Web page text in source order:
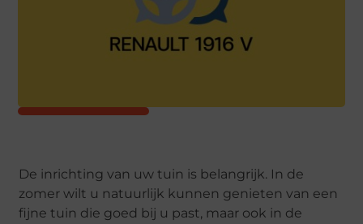
De inrichting van uw tuin is belangrijk. In de
zomer wilt u natuurlijk kunnen genieten van een
fijne tuin die goed bij u past, maar ook in de